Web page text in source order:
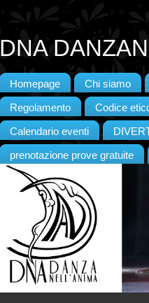
DNA
Homepage Chi siamo
Regolamento Codice
Calendario eventi
prenotazione prove gratuite